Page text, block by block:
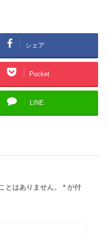
シェア
Pocket
LINE
とはありません。 * が付